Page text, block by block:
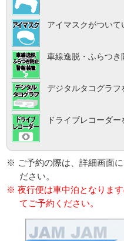
アイマスクがついて
車線逸脱・ふらつき
デジタルタコグラフ
ドライブレコーダー
※ ご予約の際は、詳細画面
ださい。
※ 夜行便は車中泊となりま
てご予約ください。